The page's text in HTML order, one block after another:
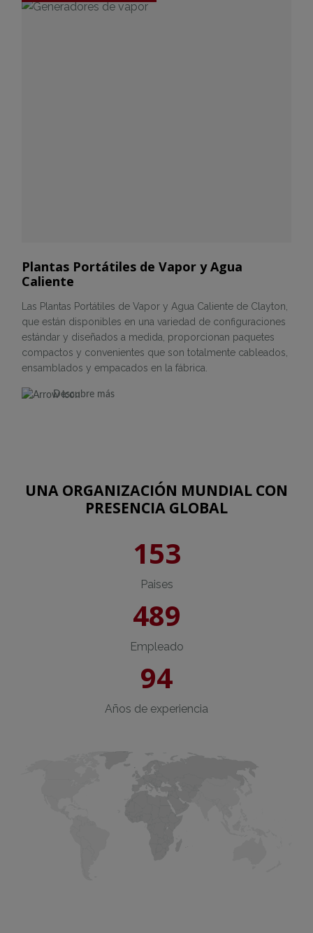
Plantas Portátiles de Vapor y Agua
Caliente
Las Plantas Portátiles de Vapor y Agua Caliente de Clayton,
que están disponibles en una variedad de configuraciones
estándar y diseñados a medida, proporcionan paquetes
compactos y convenientes que son totalmente cableados,
ensamblados y empacados en la fábrica.
Descubre más
UNA ORGANIZACIÓN MUNDIAL CON
PRESENCIA GLOBAL
153
Paises
489
Empleado
94
Años de experiencia